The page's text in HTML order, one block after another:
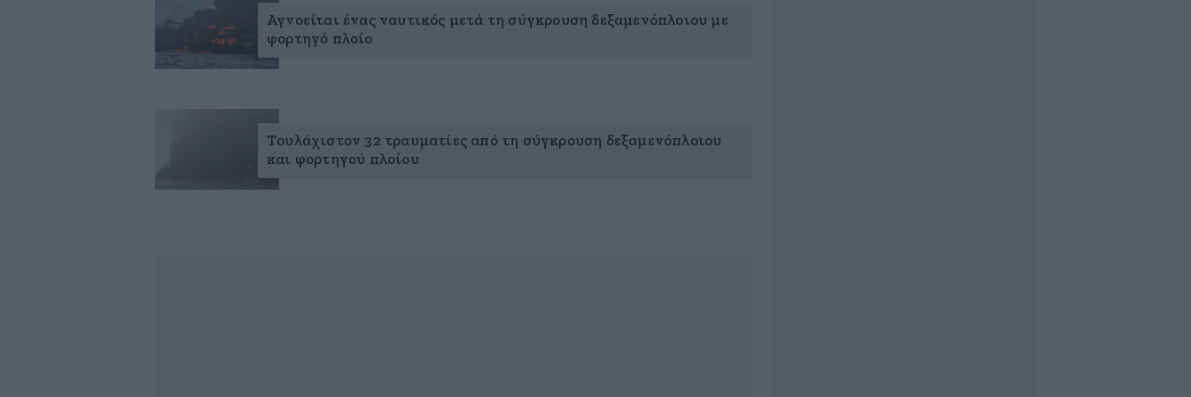
Αγνοείται ένας ναυτικός μετά τη σύγκρουση δεξαμενόπλοιου με
φορτηγό πλοίο
Τουλάχιστον 32 τραυματίες από τη σύγκρουση δεξαμενόπλοιου
και φορτηγού πλοίου